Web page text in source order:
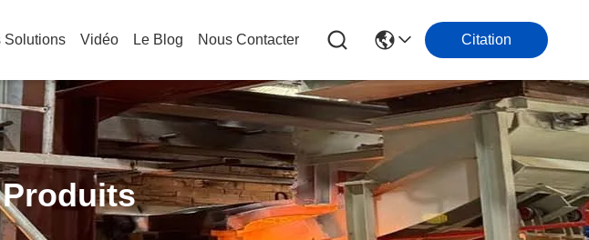
Solutions Vidéo Le Blog Nous Contacter Citation